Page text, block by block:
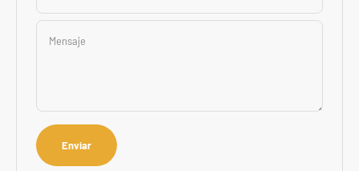
Mensaje
Enviar